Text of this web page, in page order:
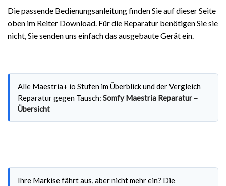
Die passende Bedienungsanleitung finden Sie auf dieser Seite
oben im Reiter Download. Für die Reparatur benötigen Sie sie
nicht, Sie senden uns einfach das ausgebaute Gerät ein.
Alle Maestria+ io Stufen im Überblick und der Vergleich
Reparatur gegen Tausch: Somfy Maestria Reparatur –
Übersicht
Ihre Markise fährt aus, aber nicht mehr ein? Die